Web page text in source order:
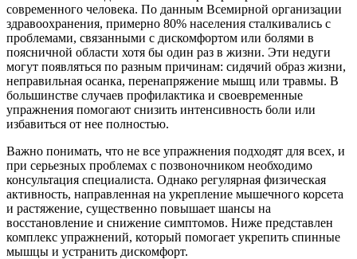
современного человека. По данным Всемирной организации
здравоохранения, примерно 80% населения сталкивались с
проблемами, связанными с дискомфортом или болями в
поясничной области хотя бы один раз в жизни. Эти недуги
могут появляться по разным причинам: сидячий образ жизни,
неправильная осанка, перенапряжение мышц или травмы. В
большинстве случаев профилактика и своевременные
упражнения помогают снизить интенсивность боли или
избавиться от нее полностью.
Важно понимать, что не все упражнения подходят для всех, и
при серьезных проблемах с позвоночником необходимо
консультация специалиста. Однако регулярная физическая
активность, направленная на укрепление мышечного корсета
и растяжение, существенно повышает шансы на
восстановление и снижение симптомов. Ниже представлен
комплекс упражнений, который помогает укрепить спинные
мышцы и устранить дискомфорт.